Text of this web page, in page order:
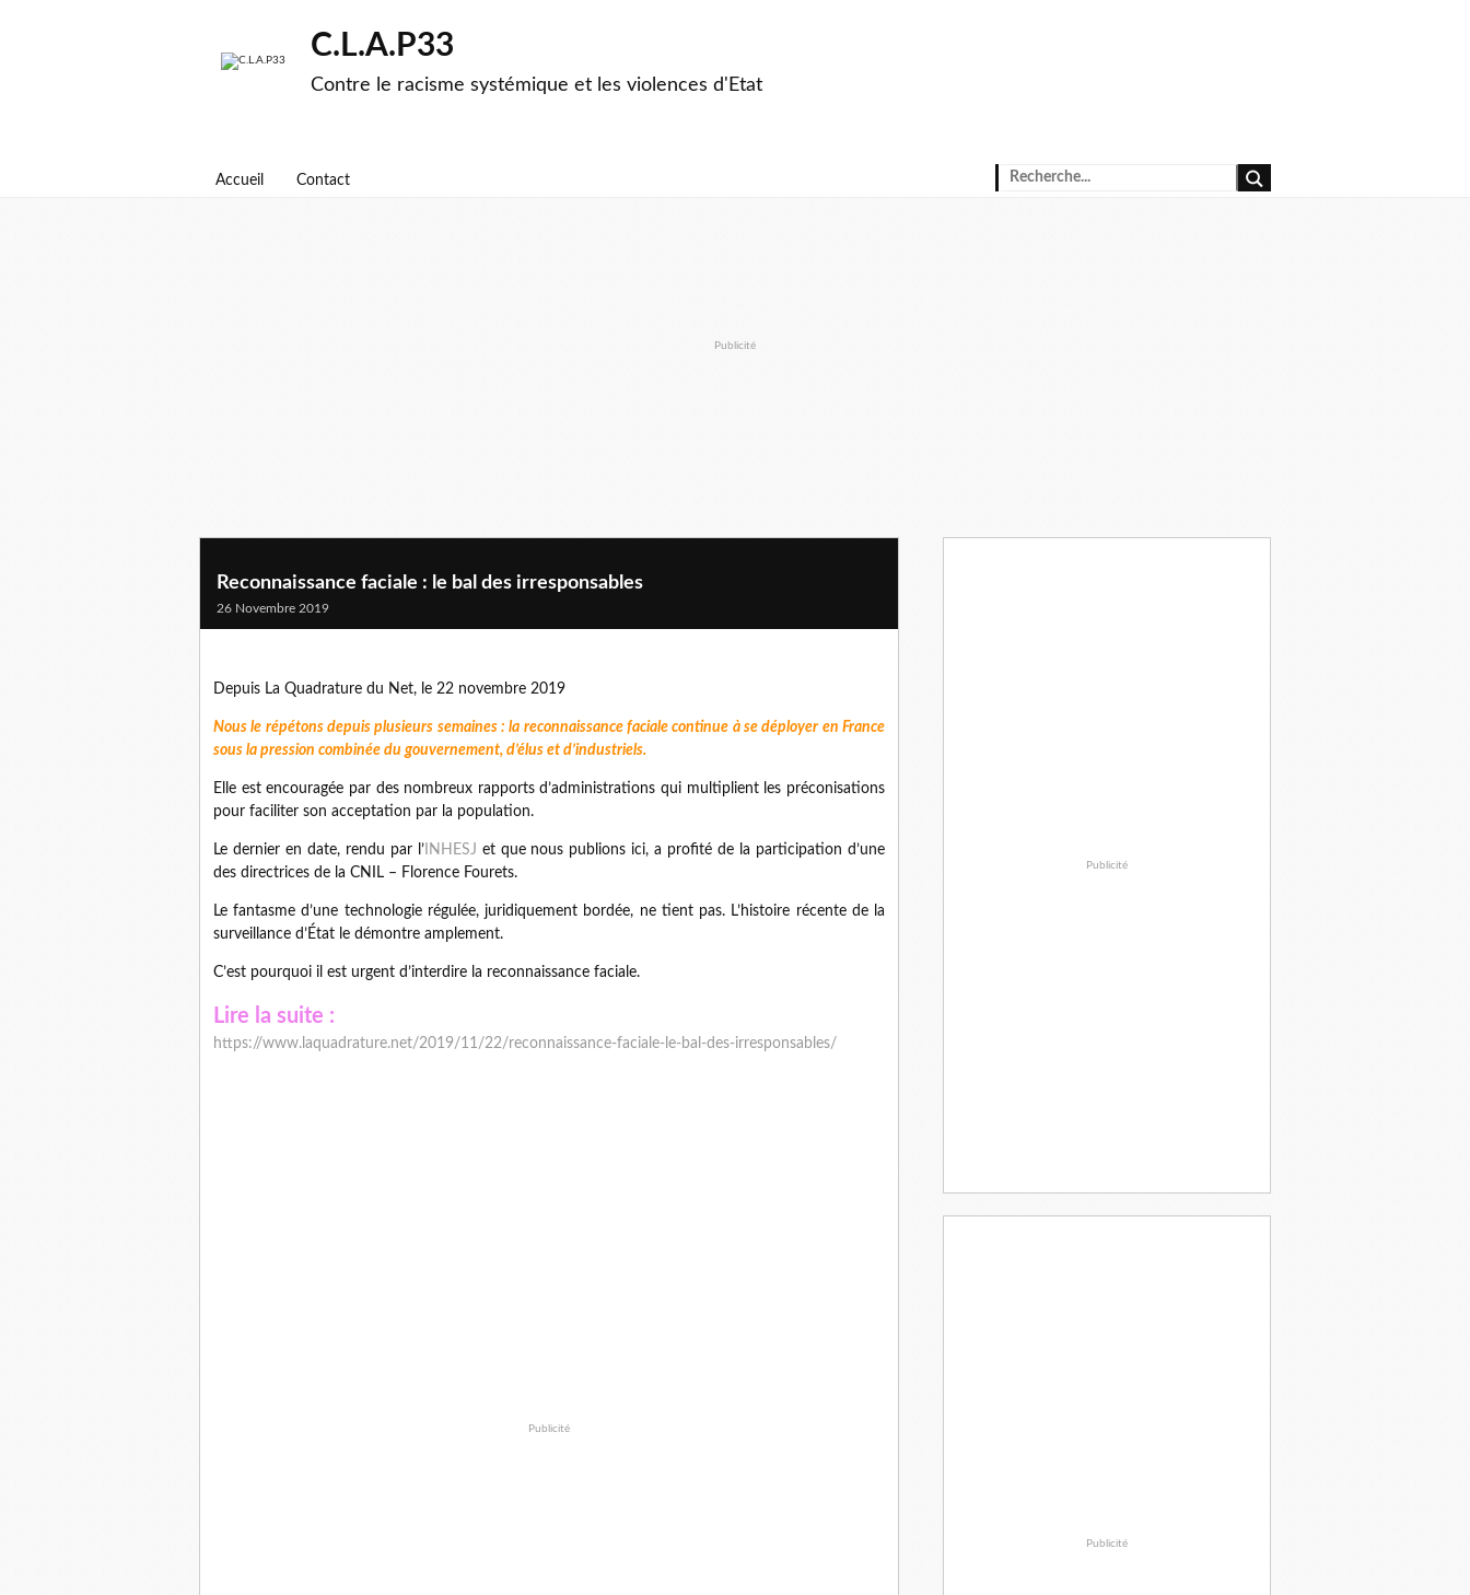
C.L.A.P33
Contre le racisme systémique et les violences d'Etat
Accueil Contact
Publicité
Reconnaissance faciale : le bal des irresponsables
26 Novembre 2019
Depuis La Quadrature du Net, le 22 novembre 2019
Nous le répétons depuis plusieurs semaines : la reconnaissance faciale continue à se déployer en France
sous la pression combinée du gouvernement, d’élus et d’industriels.
Elle est encouragée par des nombreux rapports d’administrations qui multiplient les préconisations
pour faciliter son acceptation par la population.
Le dernier en date, rendu par l’INHESJ et que nous publions ici, a profité de la participation d’une
des directrices de la CNIL – Florence Fourets.
Le fantasme d’une technologie régulée, juridiquement bordée, ne tient pas. L’histoire récente de la
surveillance d’État le démontre amplement.
C’est pourquoi il est urgent d’interdire la reconnaissance faciale.
Lire la suite :
https://www.laquadrature.net/2019/11/22/reconnaissance-faciale-le-bal-des-irresponsables/
Publicité
Publicité
Publicité